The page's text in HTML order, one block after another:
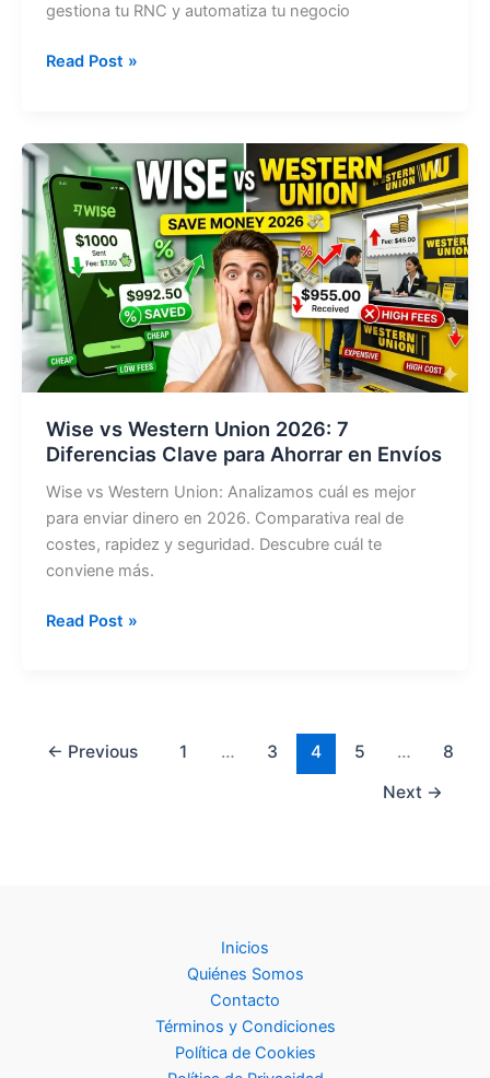
gestiona tu RNC y automatiza tu negocio
Facturación
República
Dominicana:
Sistema
e-
CF
Compatible
con
la
DGII
Read Post »
Wise vs Western Union 2026: 7
Diferencias Clave para Ahorrar en Envíos
Wise vs Western Union: Analizamos cuál es mejor
para enviar dinero en 2026. Comparativa real de
costes, rapidez y seguridad. Descubre cuál te
conviene más.
Wise
7
Read Post »
← Previous 1 … 3 4 5 …
8
Next →
Inicios
Quiénes Somos
Contacto
Términos y Condiciones
Política de Cookies